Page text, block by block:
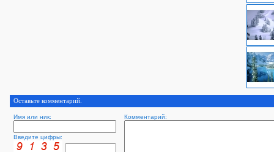
Оставьте комментарий.
Имя или ник: Комментарий:
Введите цифры: